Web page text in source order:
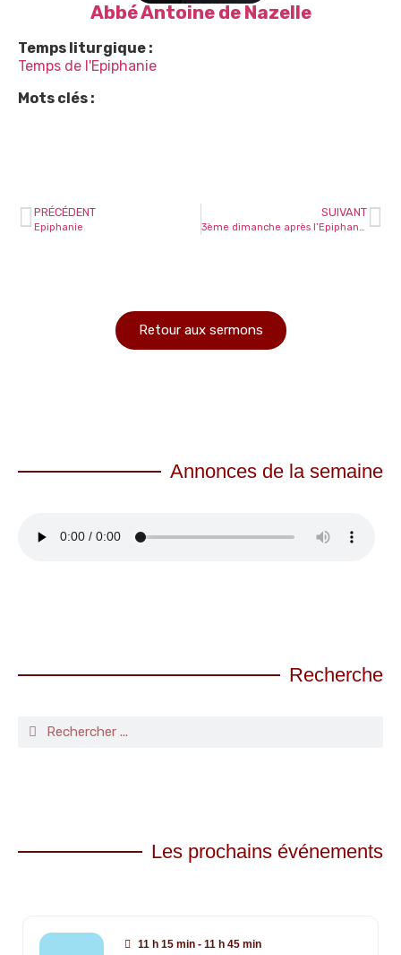
Abbé Antoine de Nazelle
Temps liturgique :
Temps de l'Epiphanie
Mots clés :
PRÉCÉDENT
Epiphanie
SUIVANT
3ème dimanche après l’Epiphanie
Retour aux sermons
Annonces de la semaine
Recherche
Les prochains événements
11 h 15 min - 11 h 45 min